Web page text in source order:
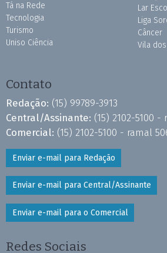
Tá na Rede
Tecnologia
Turismo
Uniso Ciência
Lar
Liga
Câncer
Vila
Contato
Redação: (15) 99789-3913
Central/Assinante: (15) 2102-5100 -
Comercial: (15) 2102-5100 - ramal
Enviar e-mail para Redação
Enviar e-mail para Central/Assinante
Enviar e-mail para o Comercial
Redes Sociais